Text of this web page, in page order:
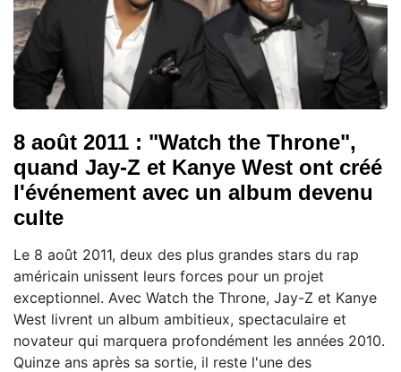
8 août 2011 : "Watch the Throne",
quand Jay-Z et Kanye West ont créé
l'événement avec un album devenu
culte
Le 8 août 2011, deux des plus grandes stars du rap
américain unissent leurs forces pour un projet
exceptionnel. Avec Watch the Throne, Jay-Z et Kanye
West livrent un album ambitieux, spectaculaire et
novateur qui marquera profondément les années 2010.
Quinze ans après sa sortie, il reste l'une des